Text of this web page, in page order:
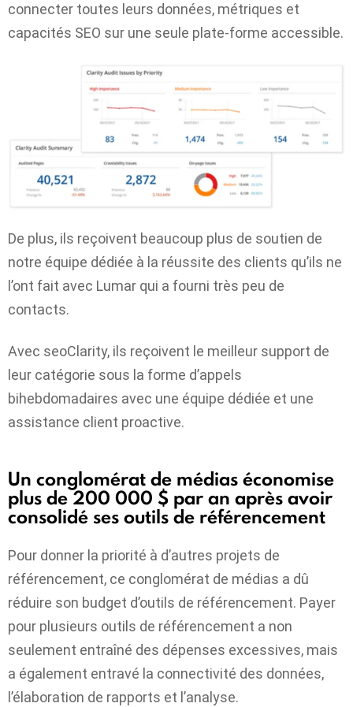
connecter toutes leurs données, métriques et
capacités SEO sur une seule plate-forme accessible.
De plus, ils reçoivent beaucoup plus de soutien de
notre équipe dédiée à la réussite des clients qu’ils ne
l’ont fait avec Lumar qui a fourni très peu de
contacts.
Avec seoClarity, ils reçoivent le meilleur support de
leur catégorie sous la forme d’appels
bihebdomadaires avec une équipe dédiée et une
assistance client proactive.
Un conglomérat de médias économise
plus de 200 000 $ par an après avoir
consolidé ses outils de référencement
Pour donner la priorité à d’autres projets de
référencement, ce conglomérat de médias a dû
réduire son budget d’outils de référencement. Payer
pour plusieurs outils de référencement a non
seulement entraîné des dépenses excessives, mais
a également entravé la connectivité des données,
l’élaboration de rapports et l’analyse.